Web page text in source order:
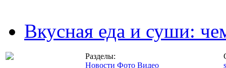
Вкусная еда и суши:
Разделы:
Новости Фото Видео